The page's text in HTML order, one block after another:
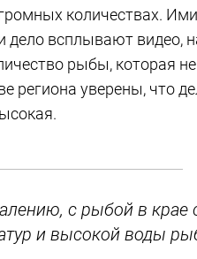
количествах.
дело всплывают видео,
рыбы, которая
региона уверены, что
с рыбой в крае
и высокой воды